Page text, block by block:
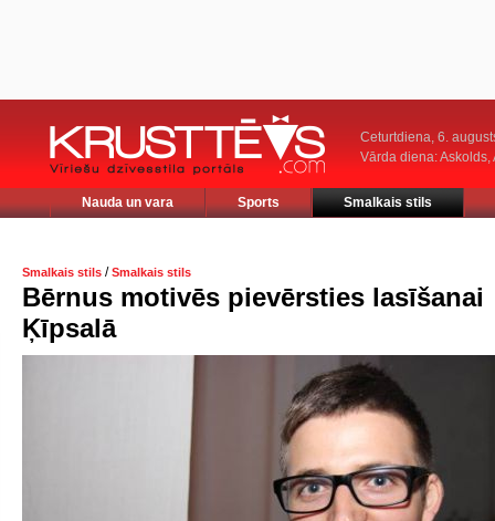
Ceturtdiena, 6.
Vārda diena: Askolds,
Nauda un vara Sports Smalkais stils
Smalkais stils /Smalkais stils
Bērnus motivēs pievērsties lasīšanai
Ķīpsalā